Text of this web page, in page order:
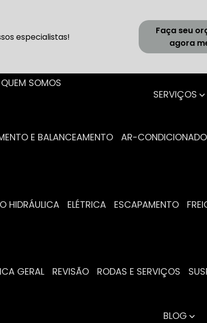
especialistas!
Faça seu
agora
QUEM SOMOS
SERVIÇOS
E BALANCEAMENTO AR-CONDICIONADO
HIDRÁULICA ELÉTRICA ESCAPAMENTO
GERAL REVISÃO RODAS E SERVIÇOS
BLOG